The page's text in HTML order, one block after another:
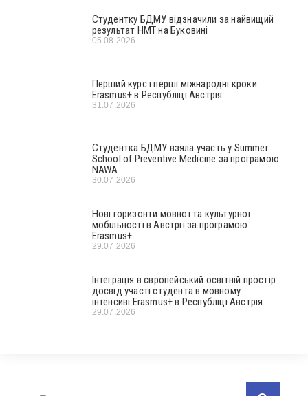
Студентку БДМУ відзначили за найвищий
результат НМТ на Буковині
05.08.2026
Перший курс і перші міжнародні кроки:
Erasmus+ в Республіці Австрія
31.07.2026
Студентка БДМУ взяла участь у Summer
School of Preventive Medicine за програмою
NAWA
30.07.2026
Нові горизонти мовної та культурної
мобільності в Австрії за програмою
Erasmus+
29.07.2026
Інтеграція в європейський освітній простір:
досвід участі студента в мовному
інтенсиві Erasmus+ в Республіці Австрія
29.07.2026